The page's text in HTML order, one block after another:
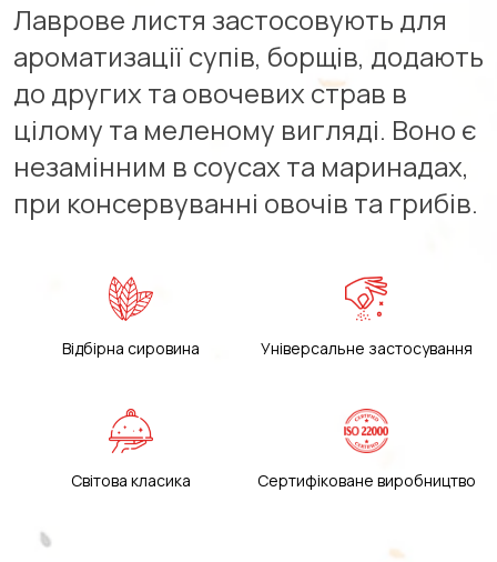
Лаврове листя застосовують для
ароматизації супів, борщів, додають
до других та овочевих страв в
цілому та меленому вигляді. Воно є
незамінним в соусах та маринадах,
при консервуванні овочів та грибів.
Відбірна сировина Універсальне застосування
Світова класика Сертифіковане виробництво